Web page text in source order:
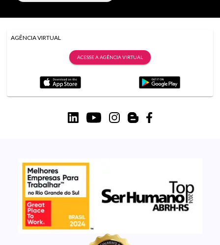
AGÊNCIA VIRTUAL
ACESSE A AGÊNCIA VIRTUAL